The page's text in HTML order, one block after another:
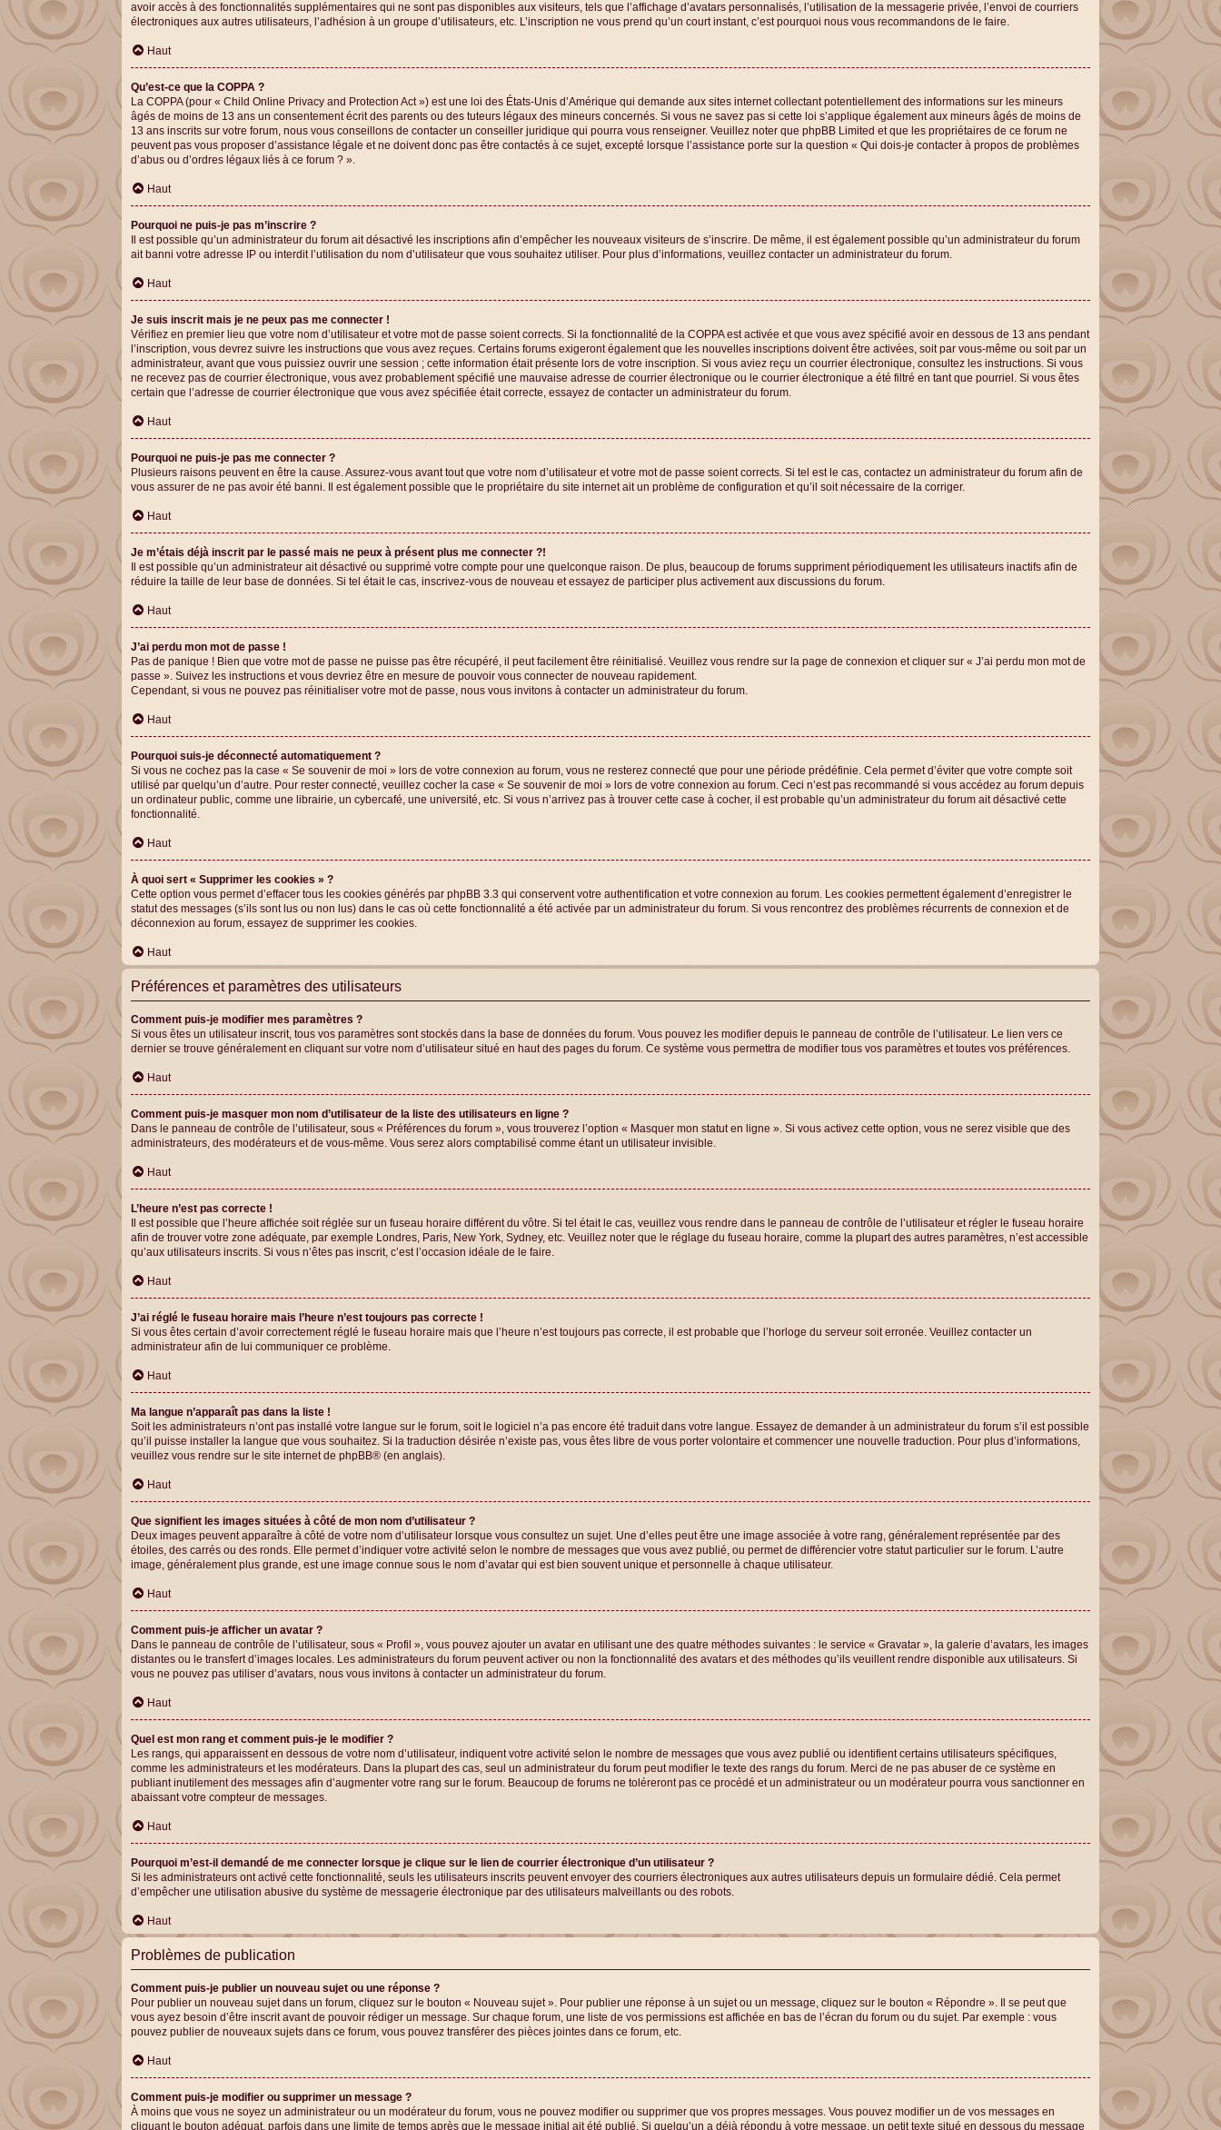
avoir accès à des fonctionnalités supplémentaires qui ne sont pas disponibles aux visiteurs, tels que l’affichage d’avatars personnalisés, l’utilisation de la messagerie privée, l’envoi de courriers
électroniques aux autres utilisateurs, l’adhésion à un groupe d’utilisateurs, etc. L’inscription ne vous prend qu’un court instant, c’est pourquoi nous vous recommandons de le faire.
Haut
Qu’est-ce que la COPPA ?
La COPPA (pour « Child Online Privacy and Protection Act ») est une loi des États-Unis d’Amérique qui demande aux sites internet collectant potentiellement des informations sur les mineurs
âgés de moins de 13 ans un consentement écrit des parents ou des tuteurs légaux des mineurs concernés. Si vous ne savez pas si cette loi s’applique également aux mineurs âgés de moins de
13 ans inscrits sur votre forum, nous vous conseillons de contacter un conseiller juridique qui pourra vous renseigner. Veuillez noter que phpBB Limited et que les propriétaires de ce forum ne
peuvent pas vous proposer d’assistance légale et ne doivent donc pas être contactés à ce sujet, excepté lorsque l’assistance porte sur la question « Qui dois-je contacter à propos de problèmes
d’abus ou d’ordres légaux liés à ce forum ? ».
Haut
Pourquoi ne puis-je pas m’inscrire ?
Il est possible qu’un administrateur du forum ait désactivé les inscriptions afin d’empêcher les nouveaux visiteurs de s’inscrire. De même, il est également possible qu’un administrateur du forum
ait banni votre adresse IP ou interdit l’utilisation du nom d’utilisateur que vous souhaitez utiliser. Pour plus d’informations, veuillez contacter un administrateur du forum.
Haut
Je suis inscrit mais je ne peux pas me connecter !
Vérifiez en premier lieu que votre nom d’utilisateur et votre mot de passe soient corrects. Si la fonctionnalité de la COPPA est activée et que vous avez spécifié avoir en dessous de 13 ans pendant
l’inscription, vous devrez suivre les instructions que vous avez reçues. Certains forums exigeront également que les nouvelles inscriptions doivent être activées, soit par vous-même ou soit par un
administrateur, avant que vous puissiez ouvrir une session ; cette information était présente lors de votre inscription. Si vous aviez reçu un courrier électronique, consultez les instructions. Si vous
ne recevez pas de courrier électronique, vous avez probablement spécifié une mauvaise adresse de courrier électronique ou le courrier électronique a été filtré en tant que pourriel. Si vous êtes
certain que l’adresse de courrier électronique que vous avez spécifiée était correcte, essayez de contacter un administrateur du forum.
Haut
Pourquoi ne puis-je pas me connecter ?
Plusieurs raisons peuvent en être la cause. Assurez-vous avant tout que votre nom d’utilisateur et votre mot de passe soient corrects. Si tel est le cas, contactez un administrateur du forum afin de
vous assurer de ne pas avoir été banni. Il est également possible que le propriétaire du site internet ait un problème de configuration et qu’il soit nécessaire de la corriger.
Haut
Je m’étais déjà inscrit par le passé mais ne peux à présent plus me connecter ?!
Il est possible qu’un administrateur ait désactivé ou supprimé votre compte pour une quelconque raison. De plus, beaucoup de forums suppriment périodiquement les utilisateurs inactifs afin de
réduire la taille de leur base de données. Si tel était le cas, inscrivez-vous de nouveau et essayez de participer plus activement aux discussions du forum.
Haut
J’ai perdu mon mot de passe !
Pas de panique ! Bien que votre mot de passe ne puisse pas être récupéré, il peut facilement être réinitialisé. Veuillez vous rendre sur la page de connexion et cliquer sur « J’ai perdu mon mot de
passe ». Suivez les instructions et vous devriez être en mesure de pouvoir vous connecter de nouveau rapidement.
Cependant, si vous ne pouvez pas réinitialiser votre mot de passe, nous vous invitons à contacter un administrateur du forum.
Haut
Pourquoi suis-je déconnecté automatiquement ?
Si vous ne cochez pas la case « Se souvenir de moi » lors de votre connexion au forum, vous ne resterez connecté que pour une période prédéfinie. Cela permet d’éviter que votre compte soit
utilisé par quelqu’un d’autre. Pour rester connecté, veuillez cocher la case « Se souvenir de moi » lors de votre connexion au forum. Ceci n’est pas recommandé si vous accédez au forum depuis
un ordinateur public, comme une librairie, un cybercafé, une université, etc. Si vous n’arrivez pas à trouver cette case à cocher, il est probable qu’un administrateur du forum ait désactivé cette
fonctionnalité.
Haut
À quoi sert « Supprimer les cookies » ?
Cette option vous permet d’effacer tous les cookies générés par phpBB 3.3 qui conservent votre authentification et votre connexion au forum. Les cookies permettent également d’enregistrer le
statut des messages (s’ils sont lus ou non lus) dans le cas où cette fonctionnalité a été activée par un administrateur du forum. Si vous rencontrez des problèmes récurrents de connexion et de
déconnexion au forum, essayez de supprimer les cookies.
Haut
Préférences et paramètres des utilisateurs
Comment puis-je modifier mes paramètres ?
Si vous êtes un utilisateur inscrit, tous vos paramètres sont stockés dans la base de données du forum. Vous pouvez les modifier depuis le panneau de contrôle de l’utilisateur. Le lien vers ce
dernier se trouve généralement en cliquant sur votre nom d’utilisateur situé en haut des pages du forum. Ce système vous permettra de modifier tous vos paramètres et toutes vos préférences.
Haut
Comment puis-je masquer mon nom d’utilisateur de la liste des utilisateurs en ligne ?
Dans le panneau de contrôle de l’utilisateur, sous « Préférences du forum », vous trouverez l’option « Masquer mon statut en ligne ». Si vous activez cette option, vous ne serez visible que des
administrateurs, des modérateurs et de vous-même. Vous serez alors comptabilisé comme étant un utilisateur invisible.
Haut
L’heure n’est pas correcte !
Il est possible que l’heure affichée soit réglée sur un fuseau horaire différent du vôtre. Si tel était le cas, veuillez vous rendre dans le panneau de contrôle de l’utilisateur et régler le fuseau horaire
afin de trouver votre zone adéquate, par exemple Londres, Paris, New York, Sydney, etc. Veuillez noter que le réglage du fuseau horaire, comme la plupart des autres paramètres, n’est accessible
qu’aux utilisateurs inscrits. Si vous n’êtes pas inscrit, c’est l’occasion idéale de le faire.
Haut
J’ai réglé le fuseau horaire mais l’heure n’est toujours pas correcte !
Si vous êtes certain d’avoir correctement réglé le fuseau horaire mais que l’heure n’est toujours pas correcte, il est probable que l’horloge du serveur soit erronée. Veuillez contacter un
administrateur afin de lui communiquer ce problème.
Haut
Ma langue n’apparaît pas dans la liste !
Soit les administrateurs n’ont pas installé votre langue sur le forum, soit le logiciel n’a pas encore été traduit dans votre langue. Essayez de demander à un administrateur du forum s’il est possible
qu’il puisse installer la langue que vous souhaitez. Si la traduction désirée n’existe pas, vous êtes libre de vous porter volontaire et commencer une nouvelle traduction. Pour plus d’informations,
veuillez vous rendre sur le site internet de phpBB® (en anglais).
Haut
Que signifient les images situées à côté de mon nom d’utilisateur ?
Deux images peuvent apparaître à côté de votre nom d’utilisateur lorsque vous consultez un sujet. Une d’elles peut être une image associée à votre rang, généralement représentée par des
étoiles, des carrés ou des ronds. Elle permet d’indiquer votre activité selon le nombre de messages que vous avez publié, ou permet de différencier votre statut particulier sur le forum. L’autre
image, généralement plus grande, est une image connue sous le nom d’avatar qui est bien souvent unique et personnelle à chaque utilisateur.
Haut
Comment puis-je afficher un avatar ?
Dans le panneau de contrôle de l’utilisateur, sous « Profil », vous pouvez ajouter un avatar en utilisant une des quatre méthodes suivantes : le service « Gravatar », la galerie d’avatars, les images
distantes ou le transfert d’images locales. Les administrateurs du forum peuvent activer ou non la fonctionnalité des avatars et des méthodes qu’ils veuillent rendre disponible aux utilisateurs. Si
vous ne pouvez pas utiliser d’avatars, nous vous invitons à contacter un administrateur du forum.
Haut
Quel est mon rang et comment puis-je le modifier ?
Les rangs, qui apparaissent en dessous de votre nom d’utilisateur, indiquent votre activité selon le nombre de messages que vous avez publié ou identifient certains utilisateurs spécifiques,
comme les administrateurs et les modérateurs. Dans la plupart des cas, seul un administrateur du forum peut modifier le texte des rangs du forum. Merci de ne pas abuser de ce système en
publiant inutilement des messages afin d’augmenter votre rang sur le forum. Beaucoup de forums ne toléreront pas ce procédé et un administrateur ou un modérateur pourra vous sanctionner en
abaissant votre compteur de messages.
Haut
Pourquoi m’est-il demandé de me connecter lorsque je clique sur le lien de courrier électronique d’un utilisateur ?
Si les administrateurs ont activé cette fonctionnalité, seuls les utilisateurs inscrits peuvent envoyer des courriers électroniques aux autres utilisateurs depuis un formulaire dédié. Cela permet
d’empêcher une utilisation abusive du système de messagerie électronique par des utilisateurs malveillants ou des robots.
Haut
Problèmes de publication
Comment puis-je publier un nouveau sujet ou une réponse ?
Pour publier un nouveau sujet dans un forum, cliquez sur le bouton « Nouveau sujet ». Pour publier une réponse à un sujet ou un message, cliquez sur le bouton « Répondre ». Il se peut que
vous ayez besoin d’être inscrit avant de pouvoir rédiger un message. Sur chaque forum, une liste de vos permissions est affichée en bas de l’écran du forum ou du sujet. Par exemple : vous
pouvez publier de nouveaux sujets dans ce forum, vous pouvez transférer des pièces jointes dans ce forum, etc.
Haut
Comment puis-je modifier ou supprimer un message ?
À moins que vous ne soyez un administrateur ou un modérateur du forum, vous ne pouvez modifier ou supprimer que vos propres messages. Vous pouvez modifier un de vos messages en
cliquant le bouton adéquat, parfois dans une limite de temps après que le message initial ait été publié. Si quelqu’un a déjà répondu à votre message, un petit texte situé en dessous du message